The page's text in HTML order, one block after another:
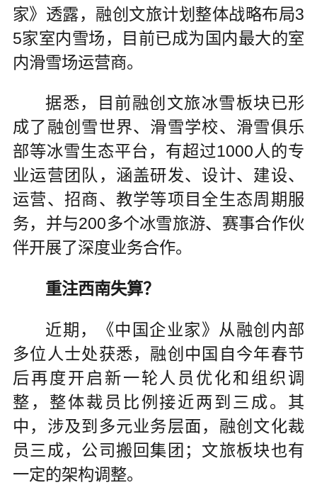
家》透露，融创文旅计划整体战略布局3
5家室内雪场，目前已成为国内最大的室
内滑雪场运营商。
据悉，目前融创文旅冰雪板块已形
成了融创雪世界、滑雪学校、滑雪俱乐
部等冰雪生态平台，有超过1000人的专
业运营团队，涵盖研发、设计、建设、
运营、招商、教学等项目全生态周期服
务，并与200多个冰雪旅游、赛事合作伙
伴开展了深度业务合作。
重注西南失算？
近期，《中国企业家》从融创内部
多位人士处获悉，融创中国自今年春节
后再度开启新一轮人员优化和组织调
整，整体裁员比例接近两到三成。其
中，涉及到多元业务层面，融创文化裁
员三成，公司搬回集团；文旅板块也有
一定的架构调整。